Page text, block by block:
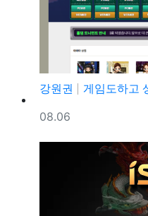
강원권
게임도하고
등록일
08.06